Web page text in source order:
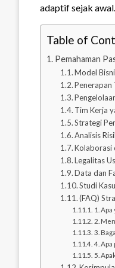
adaptif sejak awal.
Table of
Pemahaman
Model
Penerapan
Tim Kerja
Strategi
Analisis
Kolaborasi
Legalitas
Data dan
Studi
(FAQ)
1.
2.
3.
4.
5.